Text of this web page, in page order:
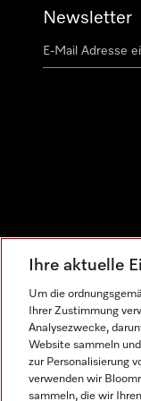
Newsletter
Ihre aktuelle
Um die
Ihrer Zustimmung
Analysezwecke,
Website sammeln
zur Personalisierung
verwenden wir
sammeln, die wir